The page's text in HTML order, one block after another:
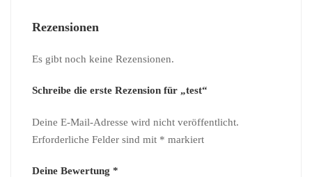
Rezensionen
Es gibt noch keine Rezensionen.
Schreibe die erste Rezension für „test“
Deine E-Mail-Adresse wird nicht veröffentlicht.
Erforderliche Felder sind mit * markiert
Deine Bewertung *